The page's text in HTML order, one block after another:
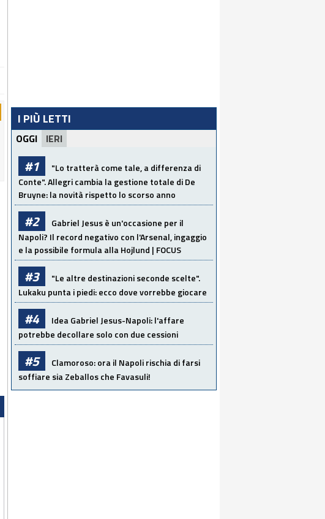
I PIÙ LETTI
OGGI IERI
#1
"Lo tratterà come tale, a differenza di
Conte". Allegri cambia la gestione totale di De
Bruyne: la novità rispetto lo scorso anno
#2
Gabriel Jesus è un'occasione per il
Napoli? Il record negativo con l'Arsenal, ingaggio
e la possibile formula alla Hojlund | FOCUS
#3
"Le altre destinazioni seconde scelte".
Lukaku punta i piedi: ecco dove vorrebbe giocare
#4
Idea Gabriel Jesus-Napoli: l'affare
potrebbe decollare solo con due cessioni
#5
Clamoroso: ora il Napoli rischia di farsi
soffiare sia Zeballos che Favasuli!